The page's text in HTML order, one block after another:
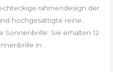
rahmendesign der
hochgesättigte reine...
Sie erhalten 12
in...